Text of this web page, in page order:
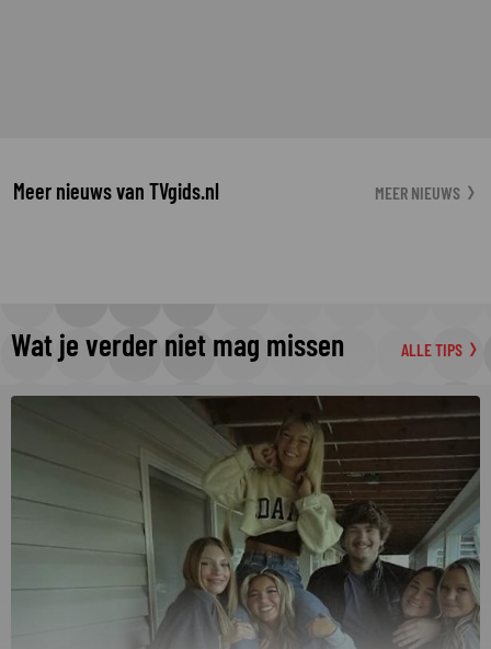
Meer nieuws van TVgids.nl MEER NIEUWS
Wat je verder niet mag missen ALLE TIPS